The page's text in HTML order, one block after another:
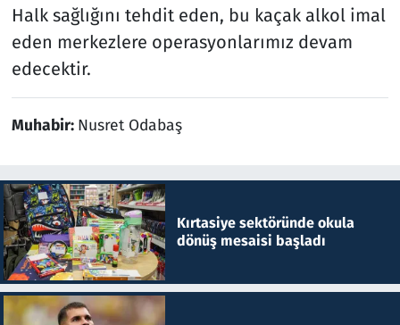
Halk sağlığını tehdit eden, bu kaçak alkol imal
eden merkezlere operasyonlarımız devam
edecektir.
Muhabir: Nusret Odabaş
Kırtasiye sektöründe okula
dönüş mesaisi başladı